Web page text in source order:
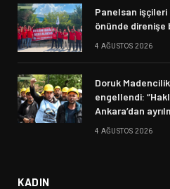
Panelsan işçileri
önünde direnişe
4 AĞUSTOS 2026
Doruk
engellendi:
Ankara’dan
4 AĞUSTOS 2026
KADIN